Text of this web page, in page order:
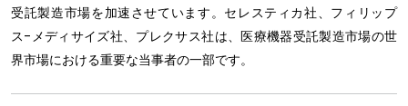
受託製造市場を加速させています。セレスティカ社、フィリップ
ス-メディサイズ社、プレクサス社は、医療機器受託製造市場の世
界市場における重要な当事者の一部です。